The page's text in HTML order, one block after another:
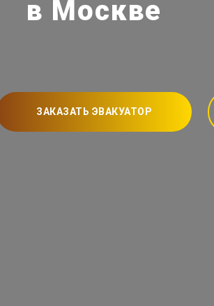
в Москве
ЗАКАЗАТЬ ЭВАКУАТОР